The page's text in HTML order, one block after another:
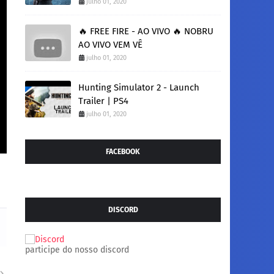
🔥 FREE FIRE - AO VIVO 🔥 NOBRU
AO VIVO VEM VÊ
julho 01, 2020
Hunting Simulator 2 - Launch
Trailer | PS4
julho 01, 2020
FACEBOOK
DISCORD
participe do nosso discord